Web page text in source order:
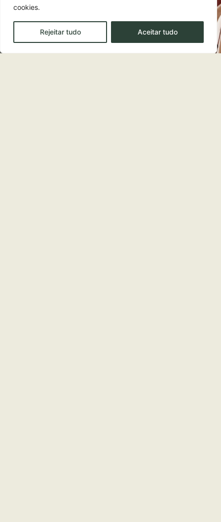
cookies.
Rejeitar tudo Aceitar tudo
EDUCAÇÃO E FORMAÇÃO ACADÉMICA